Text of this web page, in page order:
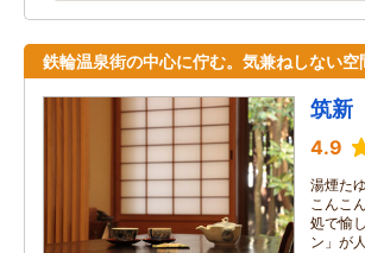
鉄輪温泉街の中心に佇む。気兼ねしない
筑新
4.9
湯煙た
こんこ
処で愉
ン」が